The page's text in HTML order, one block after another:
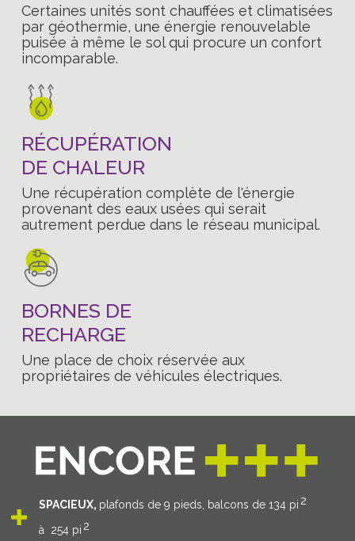
Certaines unités sont chauffées et climatisées
par géothermie, une énergie renouvelable
puisée à même le sol qui procure un confort
incomparable.
RÉCUPÉRATION
DE CHALEUR
Une récupération complète de l'énergie
provenant des eaux usées qui serait
autrement perdue dans le réseau municipal.
BORNES DE
RECHARGE
Une place de choix réservée aux
propriétaires de véhicules électriques.
SPACIEUX, plafonds de 9 pieds, balcons de 134 pi 2
à 254 pi 2